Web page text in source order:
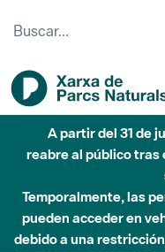
A partir del 31 de
reabre al público tras
Temporalmente, las
pueden acceder en
debido a una